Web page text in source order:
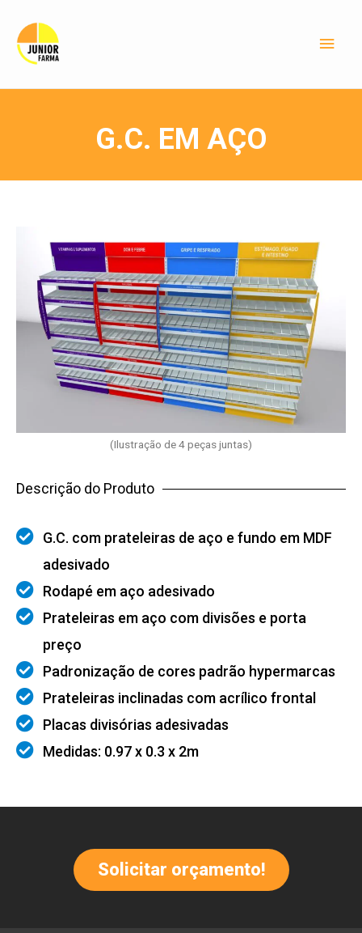
G.C. EM AÇO
(Ilustração de 4 peças juntas)
Descrição do Produto
G.C. com prateleiras de aço e fundo em MDF
adesivado
Rodapé em aço adesivado
Prateleiras em aço com divisões e porta
preço
Padronização de cores padrão hypermarcas
Prateleiras inclinadas com acrílico frontal
Placas divisórias adesivadas
Medidas: 0.97 x 0.3 x 2m
Solicitar orçamento!